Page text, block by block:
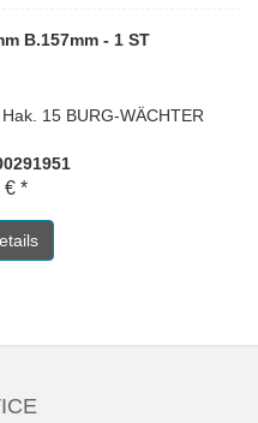
B.157mm - 1 ST
15 BURG-WÄCHTER
€ *